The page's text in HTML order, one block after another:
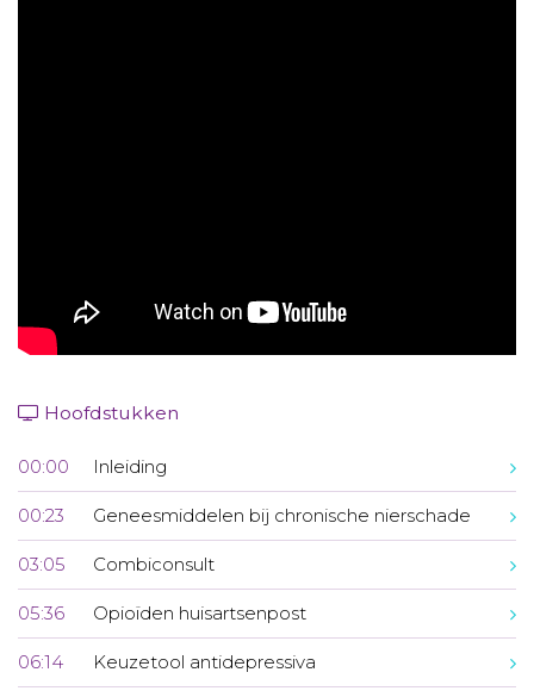
Hoofdstukken
00:00 Inleiding
00:23 Geneesmiddelen bij chronische nierschade
03:05 Combiconsult
05:36 Opioïden huisartsenpost
06:14 Keuzetool antidepressiva